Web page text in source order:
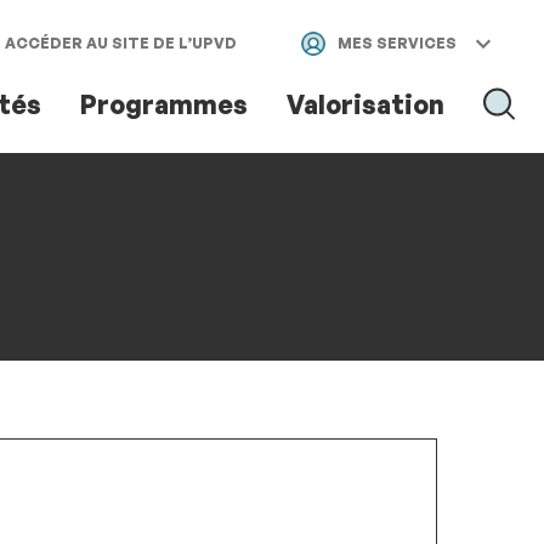
ACCÉDER AU SITE DE L’UPVD MES SERVICES
Programmes Valorisation